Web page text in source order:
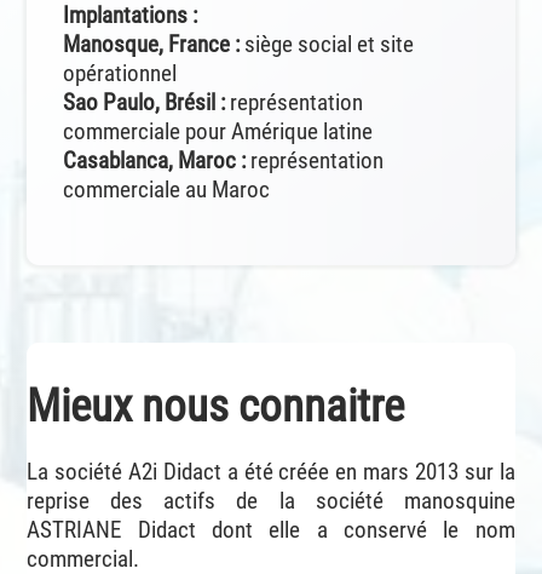
Implantations :
Manosque, France :siège social et site
opérationnel
Sao Paulo, Brésil :représentation
commerciale pour Amérique latine
Casablanca, Maroc :représentation
commerciale au Maroc
Mieux nous connaitre
La société A2i Didact a été créée en mars 2013 sur la
reprise des actifs de la société manosquine
ASTRIANE Didact dont elle a conservé le nom
commercial.